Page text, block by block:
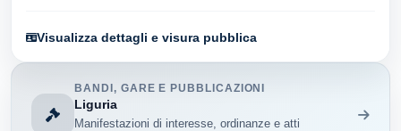
Visualizza dettagli e visura pubblica
BANDI, GARE E PUBBLICAZIONI
Liguria
Manifestazioni di interesse, ordinanze e atti